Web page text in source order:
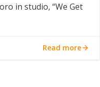
in studio, “We Get
Read more